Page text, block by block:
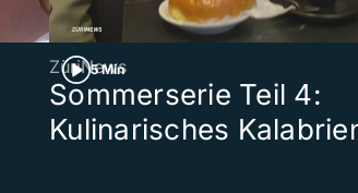
5 Min
ZüriNews
Sommerserie Teil 4:
Kulinarisches